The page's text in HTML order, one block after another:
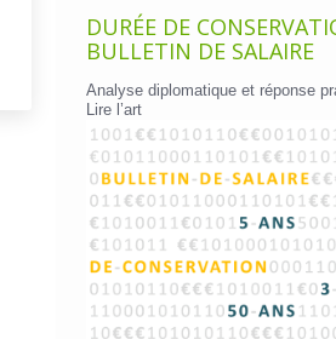
DURÉE DE
BULLETIN DE SALAIRE
Analyse diplomatique et réponse
Lire l’art